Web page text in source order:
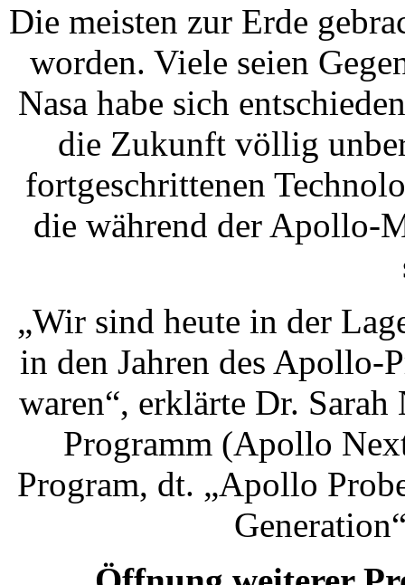
Die meisten zur Erde
worden. Viele seien
Nasa habe sich
die Zukunft völlig
fortgeschrittenen
die während der Apollo-
„Wir sind heute in der
in den Jahren des Apollo-
waren“, erklärte Dr.
Programm (Apollo
Program, dt. „Apollo